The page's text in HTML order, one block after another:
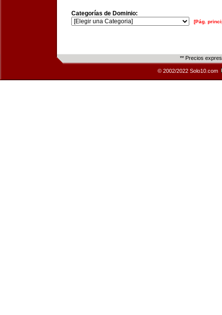
Categorías de Dominio:
[Pág.
** Precios
© 2002/2022 Solo10.com